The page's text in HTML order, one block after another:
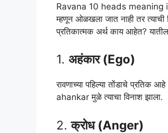
Ravana 10 heads meaning in
म्हणून ओळखला जात नाही तर त्याची
प्रतिकात्मक अर्थ काय आहेत?
1. अहंकार (Ego)
रावणाच्या पहिल्या तोंडाचे प्रतिक
ahankar मुळे त्याचा विनाश झाला.
2.क्रोध (Anger)